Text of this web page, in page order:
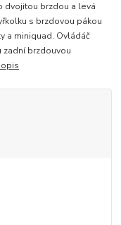
dvojitou brzdou a levá
s brzdovou pákou
a miniquad. Ovládáč
zadní brzdouvou